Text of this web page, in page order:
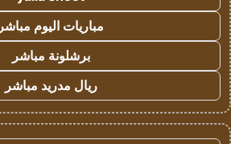
مباريات اليوم مباشر
برشلونة مباشر
ريال مدريد مباشر